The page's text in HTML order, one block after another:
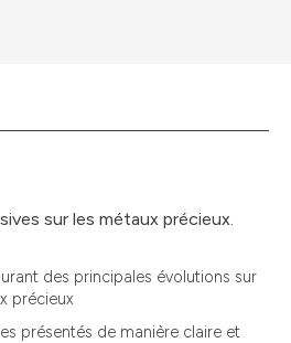
sur les métaux précieux.
des principales évolutions sur
précieux
présentés de manière claire et